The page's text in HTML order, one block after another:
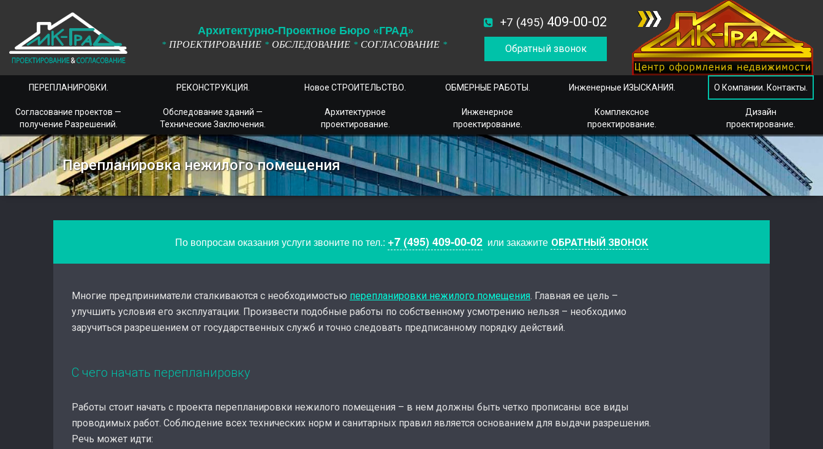
Архитектурно-Проектное Бюро «ГРАД»
* ПРОЕКТИРОВАНИЕ * ОБСЛЕДОВАНИЕ * СОГЛАСОВАНИЕ *
+7 (495) 409-00-02
Обратный звонок
ПЕРЕПЛАНИРОВКИ. РЕКОНСТРУКЦИЯ. Новое СТРОИТЕЛЬСТВО. ОБМЕРНЫЕ РАБОТЫ. Инженерные ИЗЫСКАНИЯ. О Компании. Контакты.
Согласование проектов —
получение Разрешений.
Обследование зданий —
Технические Заключения.
Архитектурное
проектирование.
Инженерное
проектирование.
Комплексное
проектирование.
Дизайн
проектирование.
Перепланировка нежилого помещения
По вопросам оказания услуги звоните по тел.: +7 (495) 409-00-02или закажите ОБРАТНЫЙ ЗВОНОК
Многие предприниматели сталкиваются с необходимостью перепланировки нежилого помещения. Главная ее цель –
улучшить условия его эксплуатации. Произвести подобные работы по собственному усмотрению нельзя – необходимо
заручиться разрешением от государственных служб и точно следовать предписанному порядку действий.
С чего начать перепланировку
Работы стоит начать с проекта перепланировки нежилого помещения – в нем должны быть четко прописаны все виды
проводимых работ. Соблюдение всех технических норм и санитарных правил является основанием для выдачи разрешения.
Речь может идти: